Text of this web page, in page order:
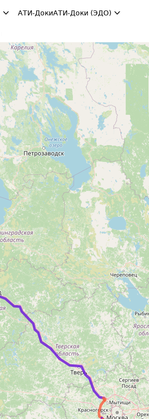
АТИ-ДокиАТИ-Доки (ЭДО)